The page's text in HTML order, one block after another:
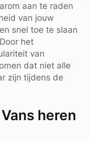
aan te raden
van jouw
snel toe te slaan
het
van
dat niet alle
zijn tijdens de
heren